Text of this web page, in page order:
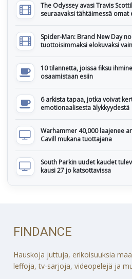
The Odyssey avasi Travis
seuraavaksi tähtäimessä omat
Spider-Man: Brand New Day
tuottoisimmaksi elokuvaksi
10 tilannetta, joissa fiksu
osaamistaan esiin
6 arkista tapaa, jotka voivat
emotionaalisesta älykkyydestä
Warhammer 40,000 laajenee
Cavill mukana tuottajana
South Parkin uudet kaudet
kausi 27 jo katsottavissa
FINDANCE
Hauskoja juttuja, erikoisuuksia
leffoja, tv-sarjoja, videopelejä ja